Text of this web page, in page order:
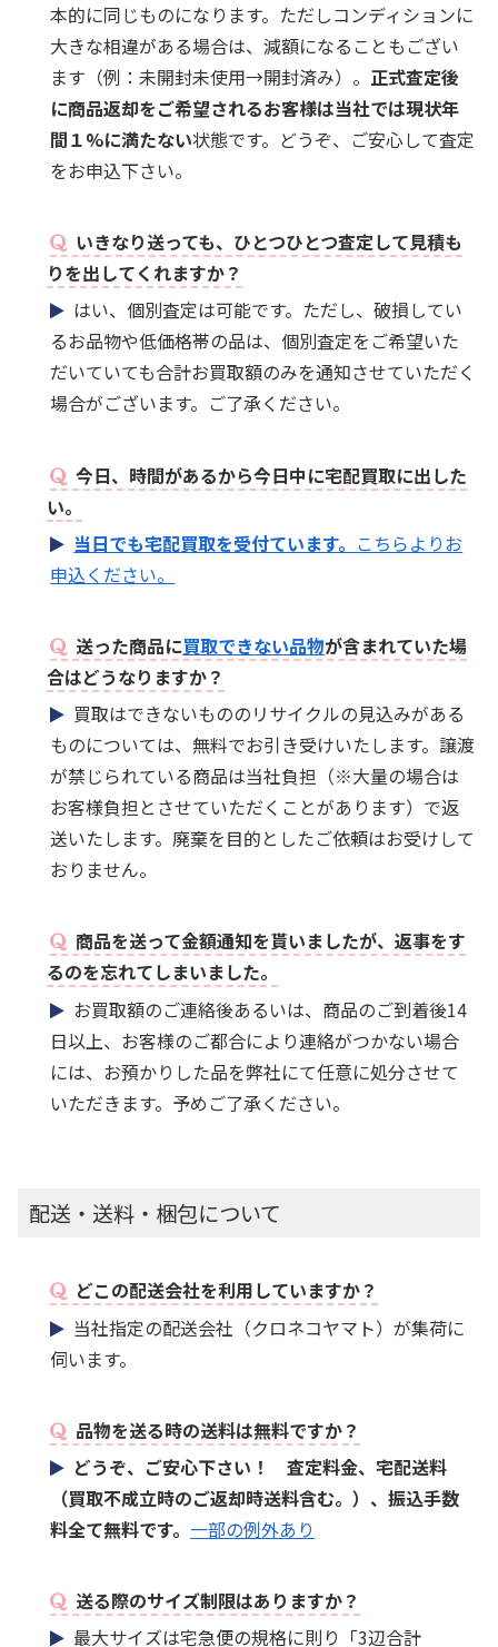
本的に同じものになります。ただしコンディションに
大きな相違がある場合は、減額になることもござい
ます（例：未開封未使用→開封済み）。 正式査定後
に商品返却をご希望されるお客様は当社では現状年
間１%に満たない状態です。どうぞ、ご安心して査定
をお申込下さい。
いきなり送っても、ひとつひとつ査定して見積も
りを出してくれますか？
はい、個別査定は可能です。ただし、破損してい
るお品物や低価格帯の品は、個別査定をご希望いた
だいていても合計お買取額のみを通知させていただく
場合がございます。ご了承ください。
今日、時間があるから今日中に宅配買取に出した
い。
当日でも宅配買取を受付ています。 こちらよりお
申込ください。
送った商品に買取できない品物が含まれていた場
合はどうなりますか？
買取はできないもののリサイクルの見込みがある
ものについては、無料でお引き受けいたします。譲渡
が禁じられている商品は当社負担（※大量の場合は
お客様負担とさせていただくことがあります）で返
送いたします。廃棄を目的としたご依頼はお受けして
おりません。
商品を送って金額通知を貰いましたが、返事をす
るのを忘れてしまいました。
お買取額のご連絡後あるいは、商品のご到着後14
日以上、お客様のご都合により連絡がつかない場合
には、お預かりした品を弊社にて任意に処分させて
いただきます。予めご了承ください。
配送・送料・梱包について
どこの配送会社を利用していますか？
当社指定の配送会社（クロネコヤマト）が集荷に
伺います。
品物を送る時の送料は無料ですか？
どうぞ、ご安心下さい！ 査定料金、宅配送料
（買取不成立時のご返却時送料含む。）、振込手数
料全て無料です。 一部の例外あり
送る際のサイズ制限はありますか？
最大サイズは宅急便の規格に則り「3辺合計